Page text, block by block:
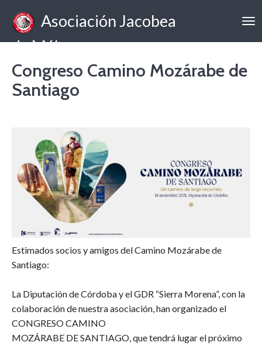
Asociación Jacobea
de Málaga
Congreso Camino Mozárabe de
Santiago
Estimados socios y amigos del Camino Mozárabe de
Santiago:
La Diputación de Córdoba y el GDR “Sierra Morena”, con la
colaboración de nuestra asociación, han organizado el
CONGRESO CAMINO
MOZÁRABE DE SANTIAGO, que tendrá lugar el próximo